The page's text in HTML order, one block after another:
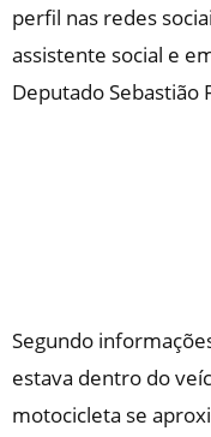
perfil nas redes
assistente social e
Deputado Sebastião
Segundo
estava dentro do
motocicleta se